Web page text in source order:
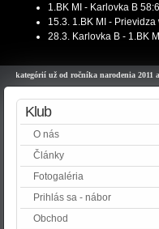
1.BK MI - Karlovka B
15.3. 1.BK MI -
28.3. Karlovka B - 1.BK
už od ročníka narodenia 2011 a
Klub
O nás
Články
Fotogaléria
Prihlás sa - nábor
Obchod